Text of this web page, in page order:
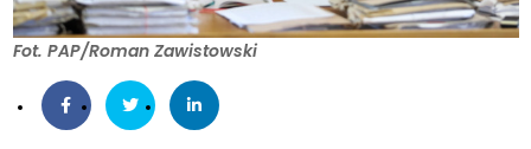
Fot. PAP/Roman Zawistowski